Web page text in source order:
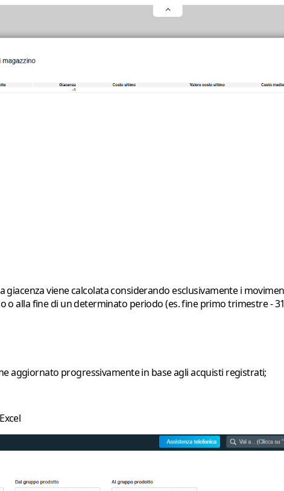
giacenza viene calcolata considerando esclusivamente i
o alla fine di un determinato periodo (es. fine primo trimestre -
aggiornato progressivamente in base agli acquisti registrati;
Excel